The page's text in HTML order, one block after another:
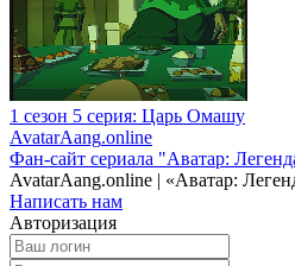
1 сезон 5 серия: Царь Омашу
AvatarAang.online
Фан-сайт сериала "Аватар:
AvatarAang.online | «Аватар:
Написать нам
Авторизация